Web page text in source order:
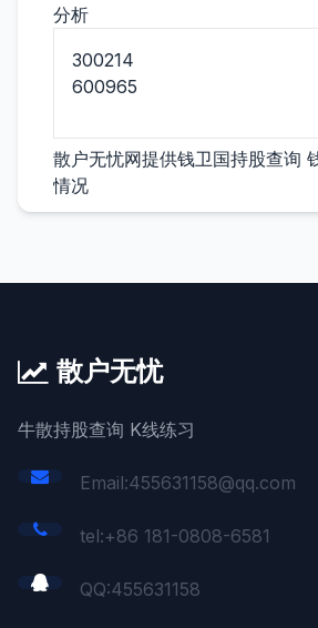
分析
散户无忧网提供钱卫国持股查询
情况
散户无忧
牛散持股查询 K线练习
Email:455631158@qq.com
tel:+86 181-0808-6581
QQ:455631158